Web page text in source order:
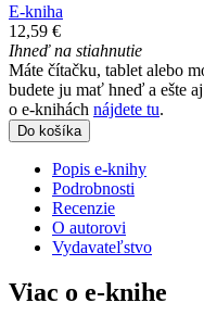
E-kniha
12,59 €
Ihneď na stiahnutie
Máte čítačku, tablet alebo
budete ju mať hneď a ešte
o e-knihách nájdete tu.
Do košíka
Popis e-knihy
Podrobnosti
Recenzie
O autorovi
Vydavateľstvo
Viac o e-knihe